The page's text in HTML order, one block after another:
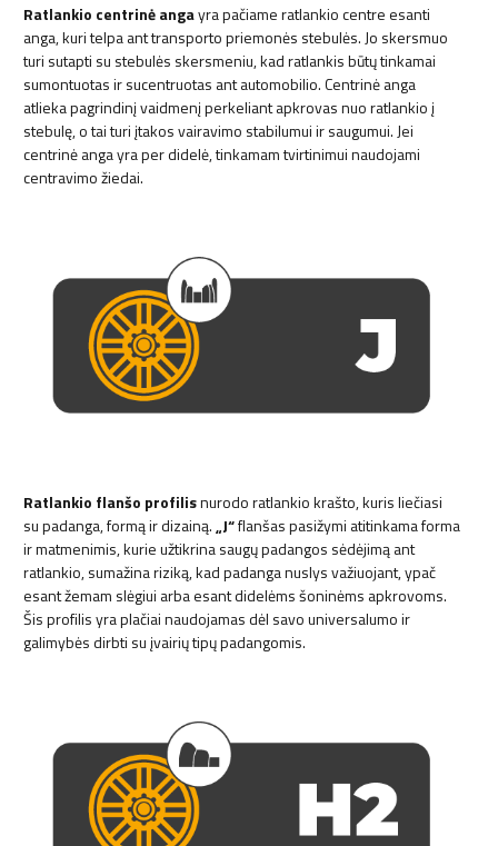
Ratlankio centrinė angayra pačiame ratlankio centre esanti
anga, kuri telpa ant transporto priemonės stebulės. Jo skersmuo
turi sutapti su stebulės skersmeniu, kad ratlankis būtų tinkamai
sumontuotas ir sucentruotas ant automobilio. Centrinė anga
atlieka pagrindinį vaidmenį perkeliant apkrovas nuo ratlankio į
stebulę, o tai turi įtakos vairavimo stabilumui ir saugumui. Jei
centrinė anga yra per didelė, tinkamam tvirtinimui naudojami
centravimo žiedai.
Ratlankio flanšo profilisnurodo ratlankio krašto, kuris liečiasi
su padanga, formą ir dizainą.„J“flanšas pasižymi atitinkama forma
ir matmenimis, kurie užtikrina saugų padangos sėdėjimą ant
ratlankio, sumažina riziką, kad padanga nuslys važiuojant, ypač
esant žemam slėgiui arba esant didelėms šoninėms apkrovoms.
Šis profilis yra plačiai naudojamas dėl savo universalumo ir
galimybės dirbti su įvairių tipų padangomis.